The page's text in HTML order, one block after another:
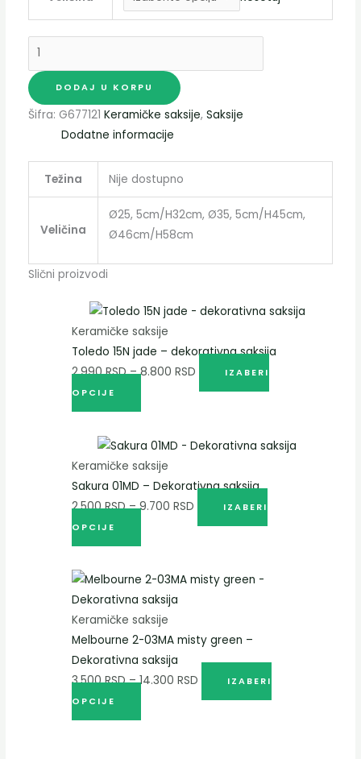
DODAJ U KORPU
Šifra: G677121 Keramičke saksije, Saksije
Dodatne informacije
Težina Nije dostupno
Veličina
Ø25, 5cm/H32cm, Ø35, 5cm/H45cm,
Ø46cm/H58cm
Slični proizvodi
Keramičke saksije
Toledo 15N jade – dekorativna saksija
2.990RSD – 8.800RSD
IZABERI
OPCIJE
Keramičke saksije
Sakura 01MD – Dekorativna saksija
2.500RSD – 9.700RSD
IZABERI
OPCIJE
Keramičke saksije
Melbourne 2-03MA misty green –
Dekorativna saksija
3.500RSD – 14.300RSD
IZABERI
OPCIJE